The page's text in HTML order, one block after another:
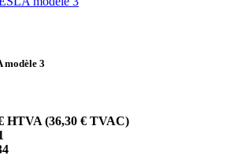
modèle 3
HTVA (36,30 € TVAC)